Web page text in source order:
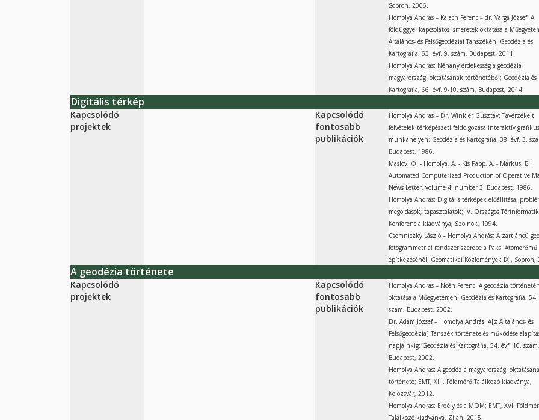
Sopron, 2006.
Homolya András – Kalach Ferenc – dr. Varga József: A
földüggyel kapcsolatos ismeretek oktatása a
Általános- és Felsőgeodéziai Tanszékén; Geodézia és
Kartográfia, 63. évf. 9. szám, Budapest, 2011.
Homolya András: Néhány érdekesség a geodézia
magyarországi oktatásának történetéből; Geodézia és
Kartográfia, 66. évf. 9-10. szám, Budapest, 2014.
Digitális térkép
Kapcsolódó
projektek
Kapcsolódó
fontosabb
publikációk
Homolya András – Dr. Winkler Gusztáv: Távérzékelt
felvételek térképészeti feldolgozása interaktív grafikus
munkahelyen; Geodézia és Kartográfia, 38. évf. 3.
Budapest, 1986.
Maslov, O. - Homolya, A. - Kis Papp, A. - Márkus, B.:
Automated Computerized Production of Operative
News Letter, volume 4. number 3. Budapest, 1986.
Homolya András: Digitális térképek előállítása,
megoldások, tapasztalatok; IV. Országos
Konferencia kiadványa, Szolnok, 1994.
Csemniczky László – Homolya András: A zártláncú
fotogrammetriai rendszer szerepe a Paksi Atomerőmű
építkezésénél; Geomatikai Közlemények IX., Sopron,
A geodézia története
Kapcsolódó
projektek
Kapcsolódó
fontosabb
publikációk
Homolya András – Noéh Ferenc: A geodézia
oktatása a Műegyetemen; Geodézia és Kartográfia,
szám, Budapest, 2002.
Dr. Ádám József – Homolya András: A[z Általános- és
Felsőgeodézia] Tanszék története és működése
napjainkig; Geodézia és Kartográfia, 54. évf. 10. szám,
Budapest, 2002.
Homolya András: A geodézia magyarországi
története; EMT, XIII. Földmérő Találkozó kiadványa,
Kolozsvár, 2012.
Homolya András: Erdély és a MOM; EMT, XVI.
Találkozó kiadványa, Zilah, 2015.